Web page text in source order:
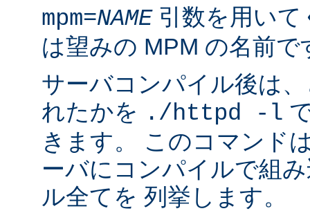
mpm=NAME引数を用い
は望みの MPM の名前で
サーバコンパイル後は
れたかを ./httpd -l
きます。 このコマンド
ーバにコンパイルで組
ル全てを 列挙します。